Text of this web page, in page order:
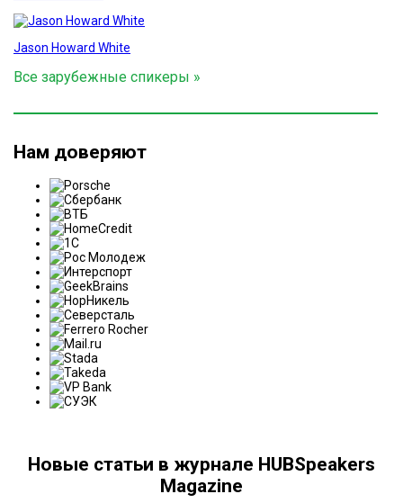
Jason Howard White
Все зарубежные спикеры »
Нам доверяют
Новые статьи в журнале HUBSpeakers
Magazine